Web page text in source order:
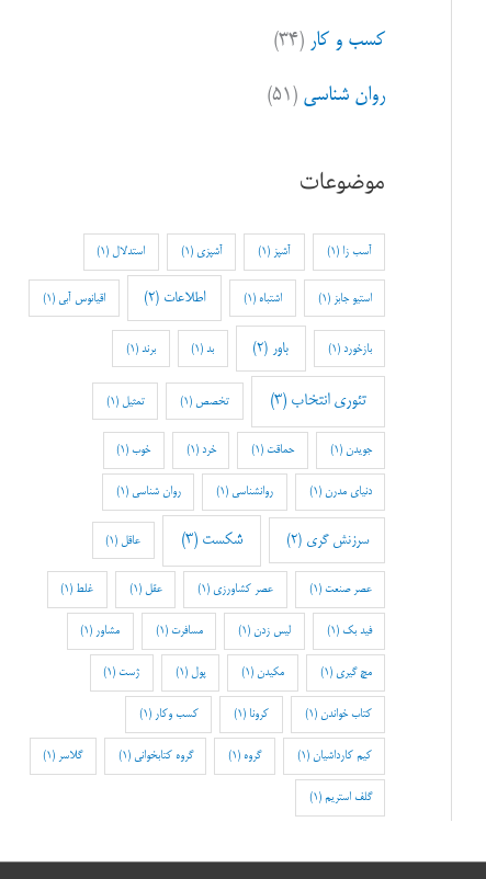
کسب و کار (۳۴)
روان شناسی (۵۱)
موضوعات
آسب زا (1) آشپز (1) آشپزی (1) استدلال (1)
استیو جابز (1) اشتباه (1) اطلاعات (2) اقیانوس آبی (1)
بازخورد (1) باور (2) بد(1) برند (1)
تئوری انتخاب (3) تخصص (1) تمثیل (1)
جویدن (1) حماقت(1) خرد (1) خوب(1)
دنیای مدرن (1) روانشناسی (1) روان شناسی (1)
سرزنش گری (2) شکست (3) عاقل (1)
عصر صنعت (1) عصر کشاورزی(1) عقل (1) غلط (1)
فید بک (1) لیس زدن (1) مسافرت (1) مشاور (1)
مچ گیری (1) مکیدن (1) پول (1) ژست(1)
کتاب خواندن (1) کرونا (1) کسب وکار (1)
کیم کارداشیان (1) گروه (1) گروه کتابخوانی (1) گلاسر (1)
گلف استریم (1)